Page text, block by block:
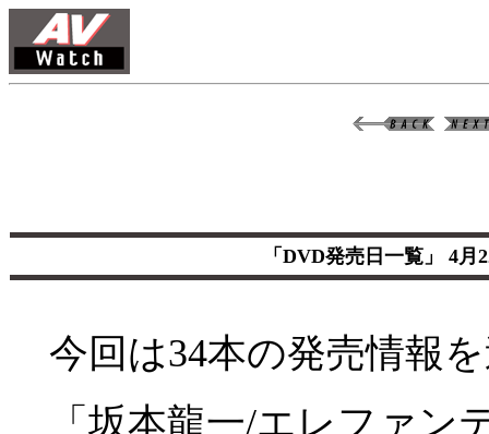
「DVD発売日一覧」 4月
今回は34本の発売情報
「坂本龍一/エレファン